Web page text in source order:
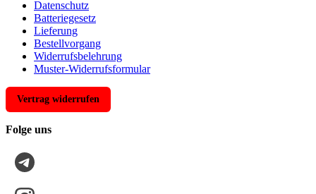
Datenschutz
Batteriegesetz
Lieferung
Bestellvorgang
Widerrufsbelehrung
Muster-Widerrufsformular
Vertrag widerrufen
Folge uns